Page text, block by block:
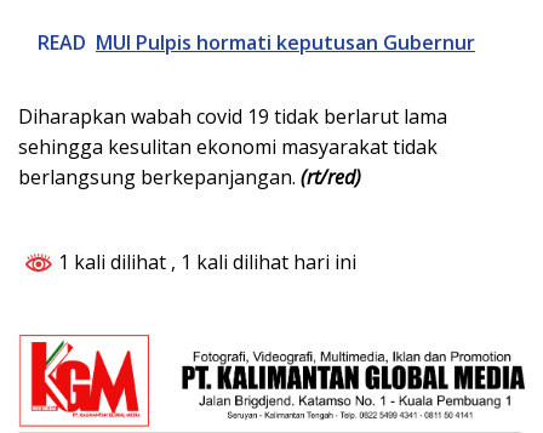
READ MUI Pulpis hormati keputusan Gubernur
Diharapkan wabah covid 19 tidak berlarut lama
sehingga kesulitan ekonomi masyarakat tidak
berlangsung berkepanjangan. (rt/red)
1 kali dilihat , 1 kali dilihat hari ini